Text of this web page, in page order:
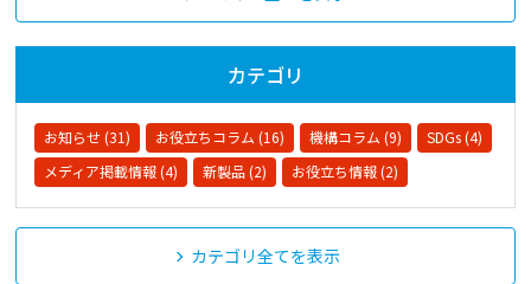
カテゴリ
お知らせ (31) お役立ちコラム (16) 機構コラム (9)
SDGs (4)
メディア掲載情報 (4)
新製品 (2) お役立ち情報 (2)
カテゴリ全てを表示